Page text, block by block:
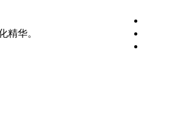
精华。